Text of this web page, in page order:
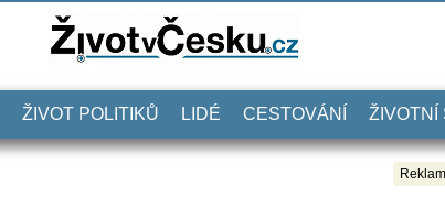
ŽIVOT POLITIKŮ LIDÉ CESTOVÁNÍ ŽIVOTNÍ